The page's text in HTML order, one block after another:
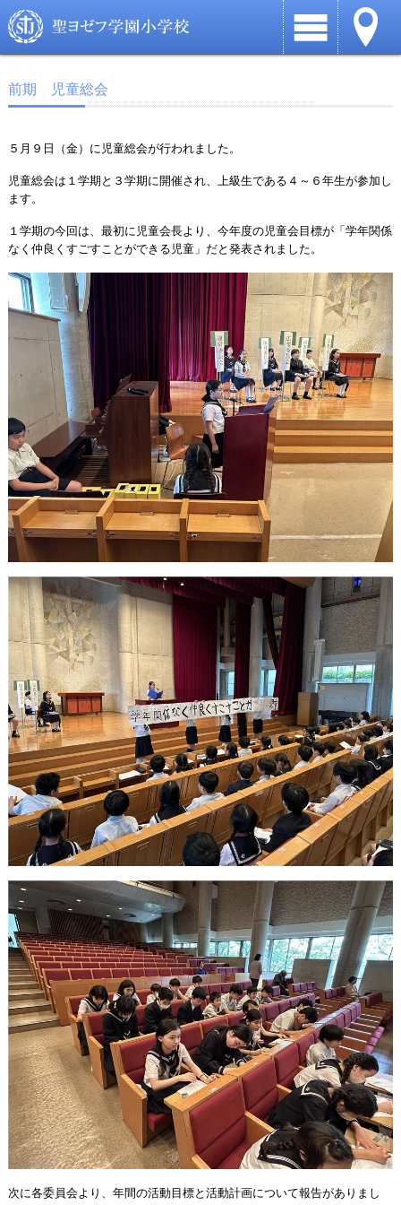
前期 児童総会
５月９日（金）に児童総会が行われました。
児童総会は１学期と３学期に開催され、上級生である４～６年生が参加し
ます。
１学期の今回は、最初に児童会長より、今年度の児童会目標が「学年関係
なく仲良くすごすことができる児童」だと発表されました。
次に各委員会より、年間の活動目標と活動計画について報告がありまし